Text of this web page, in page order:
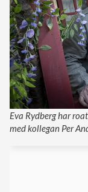
Eva Rydberg har
med kollegan Per